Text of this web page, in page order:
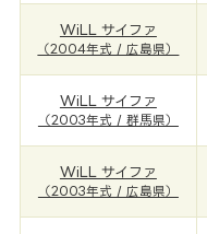
WiLL サイファ
（2004年式 / 広島県）
WiLL サイファ
（2003年式 / 群馬県）
WiLL サイファ
（2003年式 / 広島県）